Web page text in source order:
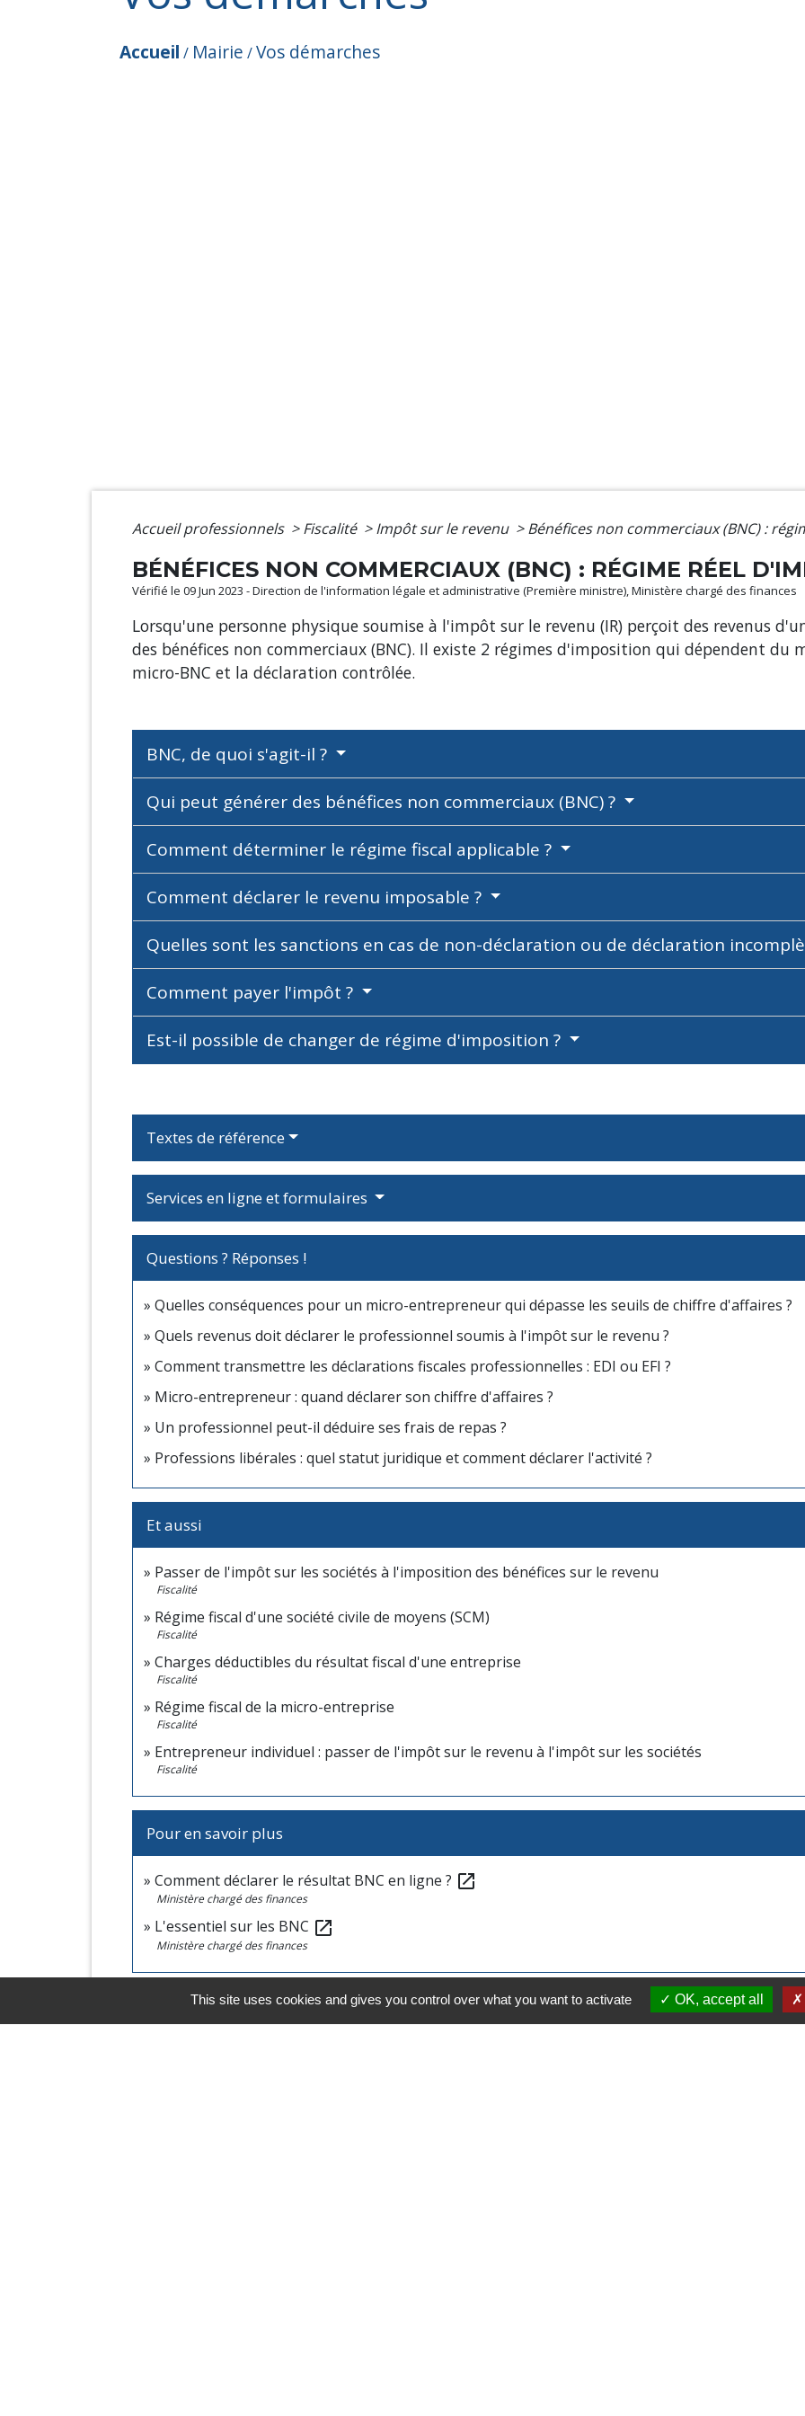
Accueil / Mairie /Vos démarches
Accueil professionnels > Fiscalité > Impôt sur le revenu > Bénéfices non commerciaux (BNC) :
BÉNÉFICES NON COMMERCIAUX (BNC) : RÉGIME RÉEL
Vérifié le 09 Jun 2023 - Direction de l'information légale et administrative (Première ministre), Ministère chargé des finances
Lorsqu'une personne physique soumise à l'impôt sur le revenu (IR) perçoit des revenus
des bénéfices non commerciaux (BNC). Il existe 2 régimes d'imposition qui dépendent
micro-BNC et la déclaration contrôlée.
BNC, de quoi s'agit-il ?
Qui peut générer des bénéfices non commerciaux (BNC) ?
Comment déterminer le régime fiscal applicable ?
Comment déclarer le revenu imposable ?
Quelles sont les sanctions en cas de non-déclaration ou de déclaration
Comment payer l'impôt ?
Est-il possible de changer de régime d'imposition ?
Textes de référence
Services en ligne et formulaires
Questions ? Réponses !
Quelles conséquences pour un micro-entrepreneur qui dépasse les seuils de chiffre d'affaires ?
Quels revenus doit déclarer le professionnel soumis à l'impôt sur le revenu ?
Comment transmettre les déclarations fiscales professionnelles : EDI ou EFI ?
Micro-entrepreneur : quand déclarer son chiffre d'affaires ?
Un professionnel peut-il déduire ses frais de repas ?
Professions libérales : quel statut juridique et comment déclarer l'activité ?
Et aussi
Passer de l'impôt sur les sociétés à l'imposition des bénéfices sur le revenu
Fiscalité
Régime fiscal d'une société civile de moyens (SCM)
Fiscalité
Charges déductibles du résultat fiscal d'une entreprise
Fiscalité
Régime fiscal de la micro-entreprise
Fiscalité
Entrepreneur individuel : passer de l'impôt sur le revenu à l'impôt sur les sociétés
Fiscalité
Pour en savoir plus
Comment déclarer le résultat BNC en ligne ? open_in_new
Ministère chargé des finances
L'essentiel sur les BNC open_in_new
Ministère chargé des finances
This site uses cookies and gives you control over what you want to activate OK, accept all